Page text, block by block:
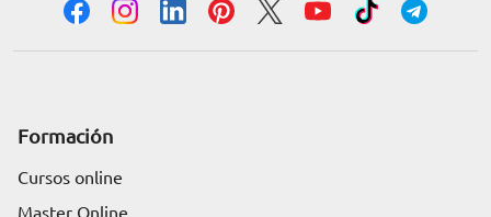
Formación
Cursos online
Master Online